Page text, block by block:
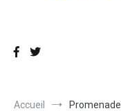
Accueil Promenade